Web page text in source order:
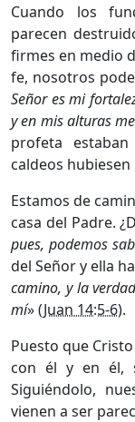
Cuando los
parecen
firmes en medio
fe, nosotros
Señor es mi
y en mis alturas
profeta
caldeos hubiesen
Estamos de
casa del Padre.
pues, podemos
del Señor y ella
camino, y la
mí» (Juan 14:5-6).
Puesto que
con él y en él,
Siguiéndolo,
vienen a ser